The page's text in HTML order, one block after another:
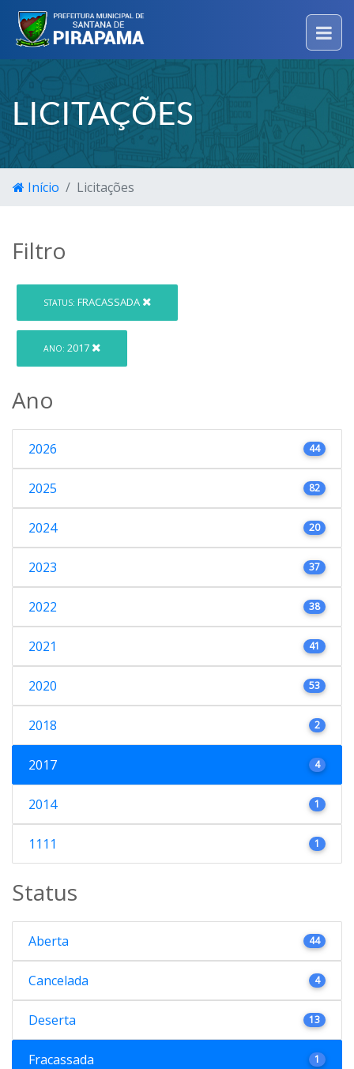
LICITAÇÕES
Início Licitações
Filtro
STATUS: FRACASSADA
ANO: 2017
Ano
2026 44
2025 82
2024 20
2023 37
2022 38
2021 41
2020 53
2018 2
2017 4
2014 1
1111 1
Status
Aberta 44
Cancelada 4
Deserta 13
Fracassada 1